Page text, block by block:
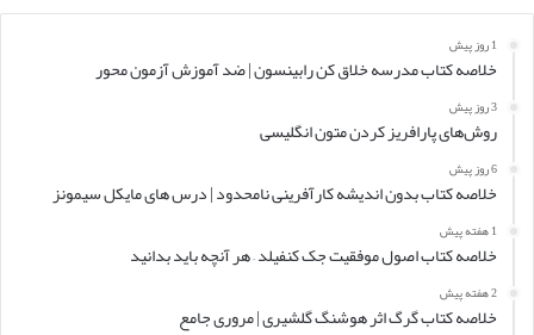
1 روز پیش
خلاصه کتاب مدرسه خلاق کن رابینسون | ضد آموزش آزمون محور
3 روز پیش
روش‌های پارافریز کردن متون انگلیسی
6 روز پیش
خلاصه کتاب بدون اندیشه کارآفرینی نامحدود | درس های مایکل سیمونز
1 هفته پیش
خلاصه کتاب اصول موفقیت جک کنفیلد – هر آنچه باید بدانید
2 هفته پیش
خلاصه کتاب گرگ اثر هوشنگ گلشیری | مروری جامع